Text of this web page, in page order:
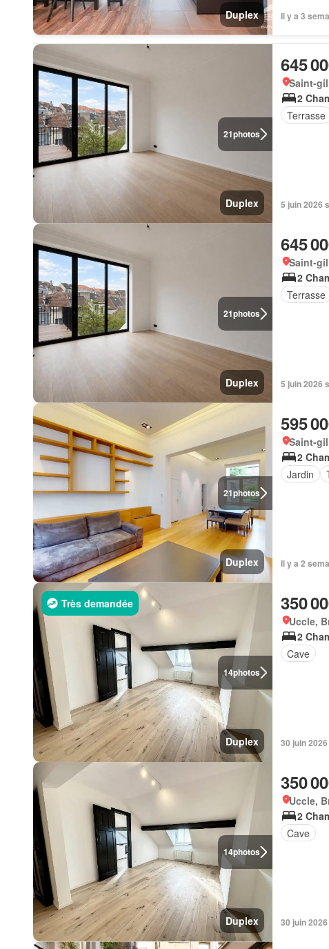
Duplex Il y a 3
21photos
Duplex
645
Saint-
2
Terrasse
5 juin 2026
21photos
Duplex
645
Saint-
2
Terrasse
5 juin 2026
21photos
Duplex
595
Saint-
2
Jardin
Il y a 2
14photos
Très demandée
Duplex
350
Uccle,
2
Cave
30 juin
14photos
Duplex
350
Uccle,
2
Cave
30 juin